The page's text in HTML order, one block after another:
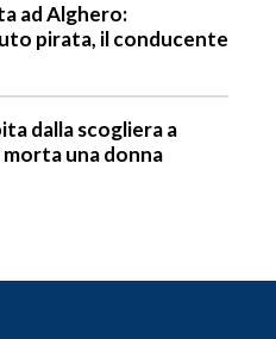
ad Alghero:
pirata, il conducente
dalla scogliera a
una donna